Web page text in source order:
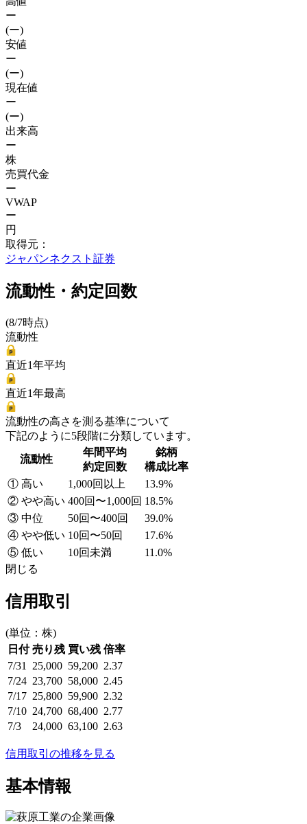
ー
(ー)
安値
ー
(ー)
現在値
ー
(ー)
出来高
ー
株
売買代金
ー
VWAP
ー
円
取得元：
ジャパンネクスト証券
流動性・約定回数
(8/7時点)
流動性
直近1年平均
直近1年最高
流動性の高さを測る基準について
下記のように5段階に分類しています。
流動性
年間平均
約定回数
銘柄
構成比率
① 高い
1,000回以上
13.9%
② やや高い 400回〜1,000回 18.5%
③ 中位
50回〜400回
39.0%
④ やや低い 10回〜50回
17.6%
⑤ 低い
10回未満
11.0%
閉じる
信用取引
(単位：株)
日付 売り残 買い残 倍率
7/31
25,000 59,200 2.37
7/24 23,700 58,000 2.45
7/17 25,800 59,900 2.32
7/10 24,700 68,400 2.77
7/3
24,000 63,100 2.63
信用取引の推移を見る
基本情報